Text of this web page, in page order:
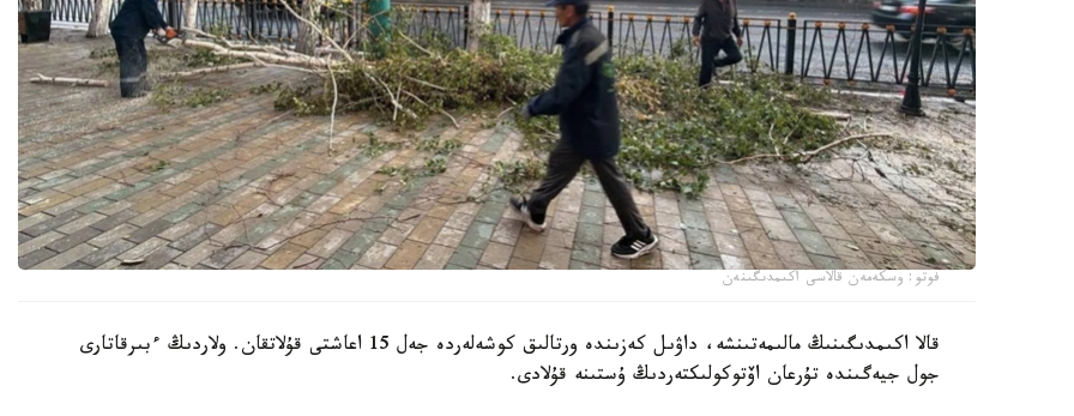
فوتو: وسكەمەن قالاسى اكىمدىگىنەن
قالا اكىمدىگىنىڭ مالىمەتىنشە، داۋىل كەزىندە ورتالىق كوشەلەردە جەل 15 اعاشتى قۇلاتقان. ولاردىڭ ءبىرقاتارى
جول جيەگىندە تۇرعان اۆتوكولىكتەردىڭ ۇستىنە قۇلادى.